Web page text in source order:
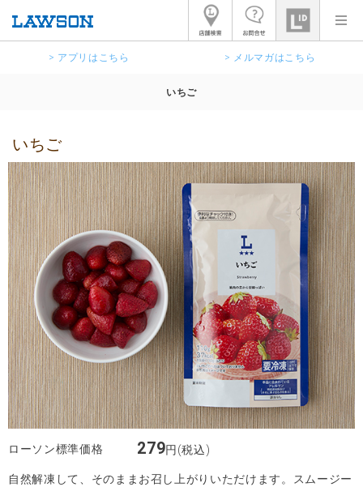
> アプリはこちら > メルマガはこちら
いちご
いちご
ローソン標準価格 279円(税込)
自然解凍して、そのままお召し上がりいただけます。スムージー